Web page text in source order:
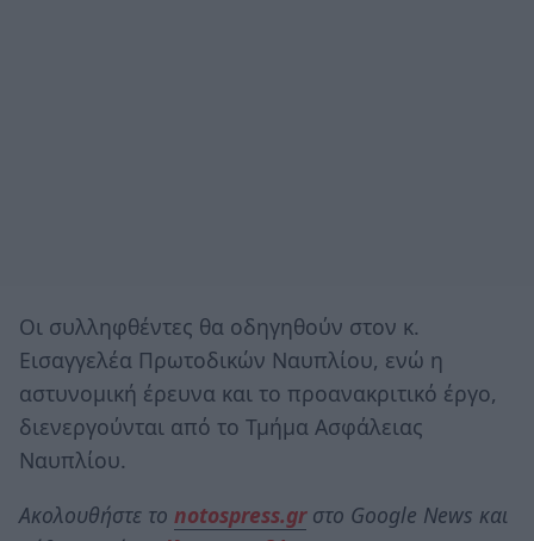
Οι συλληφθέντες θα οδηγηθούν στον κ.
Εισαγγελέα Πρωτοδικών Ναυπλίου, ενώ η
αστυνομική έρευνα και το προανακριτικό έργο,
διενεργούνται από το Τμήμα Ασφάλειας
Ναυπλίου.
Ακολουθήστε το notospress.grστο Google News και